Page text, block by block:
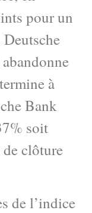
pour un
à
Bank
soit
clôture
de l’indice